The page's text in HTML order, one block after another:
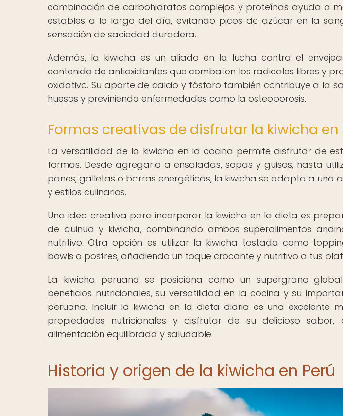
combinación de carbohidratos complejos y proteínas ayuda a
estables a lo largo del día, evitando picos de azúcar en la
sensación de saciedad duradera.
Además, la kiwicha es un aliado en la lucha contra el
contenido de antioxidantes que combaten los radicales libres y
oxidativo. Su aporte de calcio y fósforo también contribuye a la
huesos y previniendo enfermedades como la osteoporosis.
Formas creativas de disfrutar la kiwicha
La versatilidad de la kiwicha en la cocina permite disfrutar de
formas. Desde agregarlo a ensaladas, sopas y guisos, hasta
panes, galletas o barras energéticas, la kiwicha se adapta a una
y estilos culinarios.
Una idea creativa para incorporar la kiwicha en la dieta es
de quinua y kiwicha, combinando ambos superalimentos
nutritivo. Otra opción es utilizar la kiwicha tostada como
bowls o postres, añadiendo un toque crocante y nutritivo a tus
La kiwicha peruana se posiciona como un supergrano
beneficios nutricionales, su versatilidad en la cocina y su
peruana. Incluir la kiwicha en la dieta diaria es una excelente
propiedades nutricionales y disfrutar de su delicioso
alimentación equilibrada y saludable.
Historia y origen de la kiwicha en Perú